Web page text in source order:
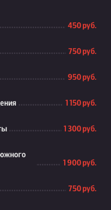
450 руб.
750 руб.
950 руб.
1 150 руб.
1 300 руб.
1 900 руб.
750 руб.